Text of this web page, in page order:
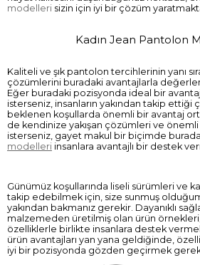
modelleri sizin için iyi bir çözüm
Kadın Jean Pantolon
Kaliteli ve şık pantolon tercihlerinin yanı
çözümlerini buradaki avantajlarla
Eğer buradaki pozisyonda ideal bir
isterseniz, insanların yakından takip ettiği
beklenen koşullarda önemli bir avantaj
de kendinize yakışan çözümleri ve
isterseniz, gayet makul bir biçimde
modelleri insanlara avantajlı bir destek
Günümüz koşullarında liseli sürümleri ve
takip edebilmek için, size sunmuş
yakından bakmanız gerekir. Dayanıklı
malzemeden üretilmiş olan ürün örnekleri,
özelliklerle birlikte insanlara destek
ürün avantajları yan yana geldiğinde,
iyi bir pozisyonda gözden geçirmek